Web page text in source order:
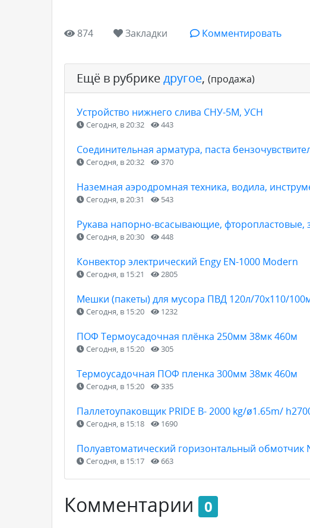
874 Закладки Комментировать
Ещё в рубрикедругое, (продажа)
Устройство нижнего слива СНУ-5М, УСН
Сегодня, в 20:32 443
Соединительная арматура, паста
Сегодня, в 20:32 370
Наземная аэродромная техника, водила,
Сегодня, в 20:31 543
Рукава напорно-всасывающие,
Сегодня, в 20:30 448
Конвектор электрический Engy EN-1000 Modern
Сегодня, в 15:21 2805
Мешки (пакеты) для мусора ПВД 120л/70х110/
Сегодня, в 15:20 1232
ПОФ Термоусадочная плёнка 250мм 38мк 460м
Сегодня, в 15:20 305
Термоусадочная ПОФ пленка 300мм 38мк 460м
Сегодня, в 15:20 335
Паллетоупаковщик PRIDE В- 2000 kg/ø1.65m/
Сегодня, в 15:18 1690
Полуавтоматический горизонтальный обмотчик
Сегодня, в 15:17 663
Комментарии 0